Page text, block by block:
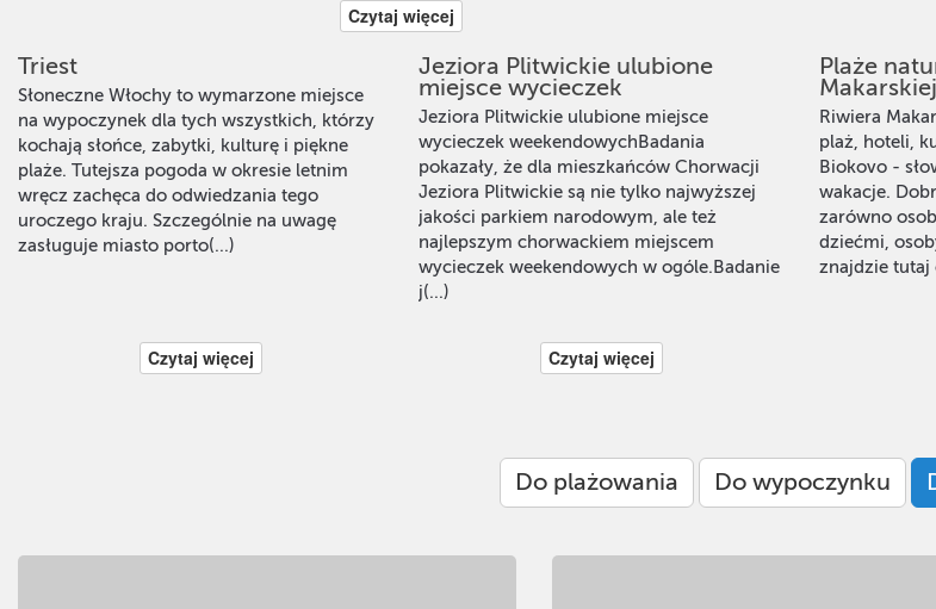
Czytaj więcej
Triest
Słoneczne Włochy to wymarzone miejsce
na wypoczynek dla tych wszystkich, którzy
kochają słońce, zabytki, kulturę i piękne
plaże. Tutejsza pogoda w okresie letnim
wręcz zachęca do odwiedzania tego
uroczego kraju. Szczególnie na uwagę
zasługuje miasto porto(...)
Czytaj więcej
Jeziora Plitwickie ulubione
miejsce wycieczek
Jeziora Plitwickie ulubione miejsce
wycieczek weekendowychBadania
pokazały, że dla mieszkańców Chorwacji
Jeziora Plitwickie są nie tylko najwyższej
jakości parkiem narodowym, ale też
najlepszym chorwackiem miejscem
wycieczek weekendowych w ogóle.Badanie
j(...)
Czytaj więcej
Plaże
Makarskiej
Riwiera
plaż, hoteli,
Biokovo -
wakacje.
zarówno
dziećmi,
znajdzie tutaj
Do plażowania Do wypoczynku